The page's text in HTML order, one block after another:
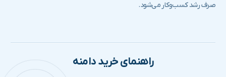
صرف رشد کسب‌وکار می‌شود.
راهنمای خرید دامنه